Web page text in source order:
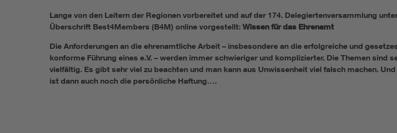
Lange von den Leitern der Regionen vorbereitet und auf der 174. Delegiertenversammlung
Überschrift Best4Members (B4M) online vor­­ge­stellt: Wissen für das Ehrenamt
Die Anforderungen an die ehrenamtliche Arbeit – insbesondere an die erfolgreiche und
kon­forme Führung eines e.V. – werden immer schwieriger und komplizierter. Die Themen sind
viel­fältig. Es gibt sehr viel zu beachten und man kann aus Unwissenheit viel falsch machen. Und
ist dann auch noch die per­sönliche Haftung….